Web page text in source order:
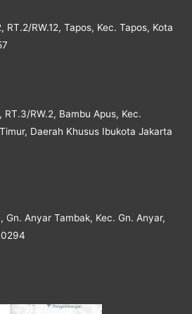
RT.2/RW.12, Tapos, Kec. Tapos, Kota
RW.2, Bambu Apus, Kec.
Daerah Khusus Ibukota Jakarta
Gn. Anyar Tambak, Kec. Gn. Anyar,